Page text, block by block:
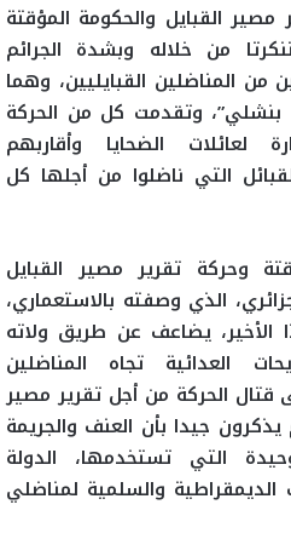
القبايل والحكومة المؤقتة
من خلاله وبشدة الجرائم
المناضلين القبايليين، وهما
بنشلي”، وتقدمت كل من الحركة
لعائلات الضحايا وأقاربهم
التي ناضلوا من أجلها كل
وحركة تقرير مصير القبايل
الذي وصفته بالاستعماري،
يضاعف عن طريق ولاته
العدائية تجاه المناضلين
قتال الحركة من أجل تقرير مصير
جيدا بأن العنف والجريمة
التي تستخدمها، الدولة
الديمقراطية والسلمية لمناضلي